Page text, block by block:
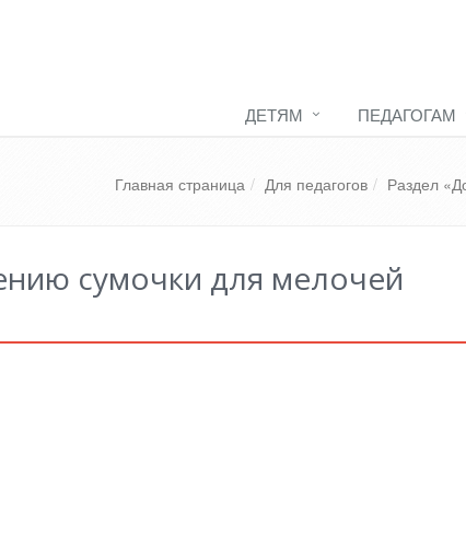
ДЕТЯМ
ПЕДАГОГАМ
Главная страница Для педагогов Раздел
сумочки для мелочей